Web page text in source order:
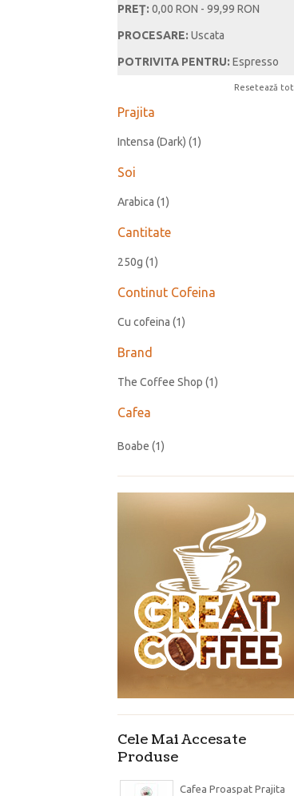
PREŢ: 0,00 RON - 99,99 RON
PROCESARE: Uscata
POTRIVITA PENTRU: Espresso
Resetează tot
Prajita
Intensa (Dark) (1)
Soi
Arabica (1)
Cantitate
250g (1)
Continut Cofeina
Cu cofeina (1)
Brand
The Coffee Shop (1)
Cafea
Boabe (1)
Cele Mai Accesate
Produse
Cafea Proaspat Prajita